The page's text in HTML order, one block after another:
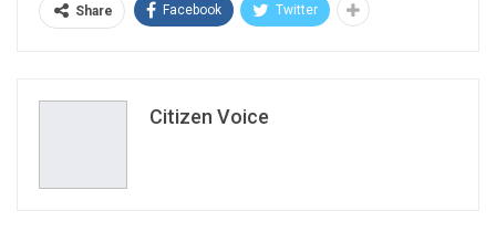
Share Facebook Twitter
Citizen Voice